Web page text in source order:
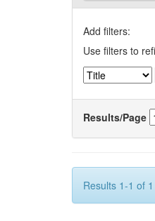
Add filters:
Use filters to
Results/Page
Results 1-1 of